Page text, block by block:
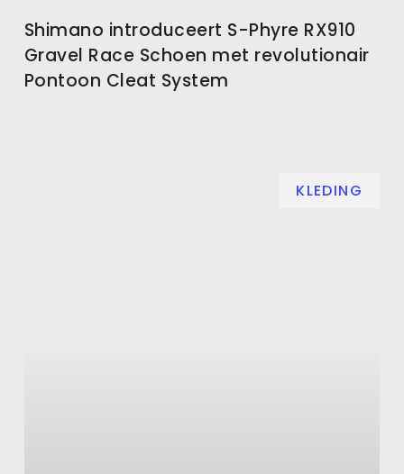
Shimano introduceert S-Phyre RX910
Gravel Race Schoen met revolutionair
Pontoon Cleat System
KLEDING